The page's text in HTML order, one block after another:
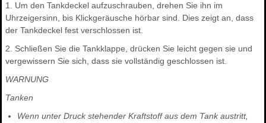
1. Um den Tankdeckel aufzuschrauben, drehen Sie ihn im
Uhrzeigersinn, bis Klickgeräusche hörbar sind. Dies zeigt an, dass
der Tankdeckel fest verschlossen ist.
2. Schließen Sie die Tankklappe, drücken Sie leicht gegen sie und
vergewissern Sie sich, dass sie vollständig geschlossen ist.
WARNUNG
Tanken
Wenn unter Druck stehender Kraftstoff aus dem Tank austritt,